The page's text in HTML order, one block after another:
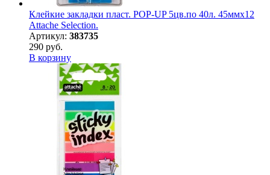
Клейкие закладки пласт. POP-UP 5цв.по 40л. 45ммх12
Attache Selection.
Артикул: 383735
290 руб.
В корзину